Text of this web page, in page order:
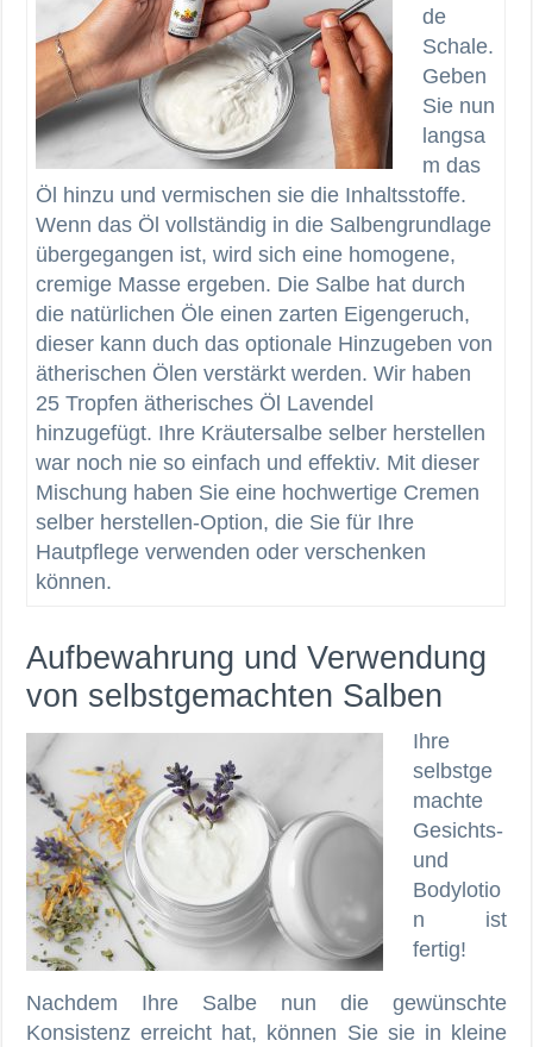
de
Schale.
Geben
Sie nun
langsa
m das
Öl hinzu und vermischen sie die Inhaltsstoffe.
Wenn das Öl vollständig in die Salbengrundlage
übergegangen ist, wird sich eine homogene,
cremige Masse ergeben. Die Salbe hat durch
die natürlichen Öle einen zarten Eigengeruch,
dieser kann duch das optionale Hinzugeben von
ätherischen Ölen verstärkt werden. Wir haben
25 Tropfen ätherisches Öl Lavendel
hinzugefügt. Ihre Kräutersalbe selber herstellen
war noch nie so einfach und effektiv. Mit dieser
Mischung haben Sie eine hochwertige Cremen
selber herstellen-Option, die Sie für Ihre
Hautpflege verwenden oder verschenken
können.
Aufbewahrung und Verwendung
von selbstgemachten Salben
Ihre
selbstge
machte
Gesichts-
und
Bodylotio
n ist
fertig!
Nachdem Ihre Salbe nun die gewünschte
Konsistenz erreicht hat, können Sie sie in kleine